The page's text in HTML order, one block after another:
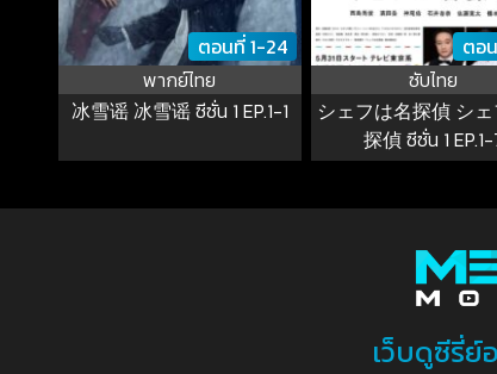
ตอนที่ 1-24
พากย์ไทย
冰雪谣 冰雪谣 ซีซั่น 1 EP.1-1
ตอ
ซับไทย
シェフは名探偵 シ
探偵 ซีซั่น 1
เว็บดูซีรี่ย์